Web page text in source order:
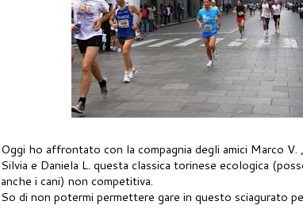
Oggi ho affrontato con la compagnia degli amici Marco V.
Silvia e Daniela L. questa classica torinese ecologica
anche i cani) non competitiva.
So di non potermi permettere gare in questo sciagurato